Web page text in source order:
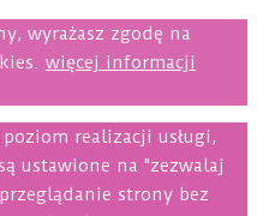
wyrażasz zgodę na
więcej informacji
realizacji usługi,
ustawione na "zezwalaj
strony bez